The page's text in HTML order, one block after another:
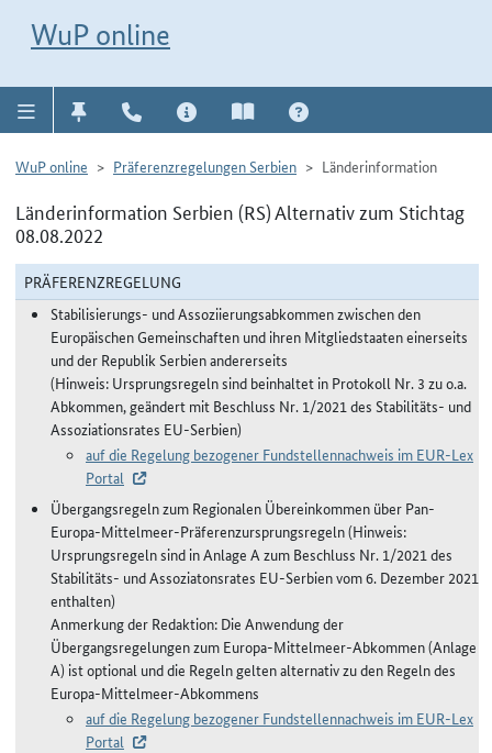
WuP online
WuP online Präferenzregelungen Serbien Länderinformation
Länderinformation Serbien (RS) Alternativ zum Stichtag
08.08.2022
PRÄFERENZREGELUNG
Stabilisierungs- und Assoziierungsabkommen zwischen den
Europäischen Gemeinschaften und ihren Mitgliedstaaten einerseits
und der Republik Serbien andererseits
(Hinweis: Ursprungsregeln sind beinhaltet in Protokoll Nr. 3 zu o.a.
Abkommen, geändert mit Beschluss Nr. 1/2021 des Stabilitäts- und
Assoziationsrates EU-Serbien)
auf die Regelung bezogener Fundstellennachweis im EUR-Lex
Portal
Übergangsregeln zum Regionalen Übereinkommen über Pan-
Europa-Mittelmeer-Präferenzursprungsregeln (Hinweis:
Ursprungsregeln sind in Anlage A zum Beschluss Nr. 1/2021 des
Stabilitäts- und Assoziatonsrates EU-Serbien vom 6. Dezember 2021
enthalten)
Anmerkung der Redaktion: Die Anwendung der
Übergangsregelungen zum Europa-Mittelmeer-Abkommen (Anlage
A) ist optional und die Regeln gelten alternativ zu den Regeln des
Europa-Mittelmeer-Abkommens
auf die Regelung bezogener Fundstellennachweis im EUR-Lex
Portal